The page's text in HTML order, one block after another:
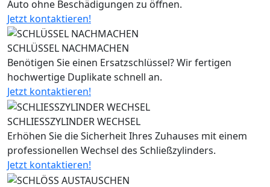
Auto ohne Beschädigungen zu öffnen.
Jetzt kontaktieren!
SCHLÜSSEL NACHMACHEN
Benötigen Sie einen Ersatzschlüssel? Wir fertigen
hochwertige Duplikate schnell an.
Jetzt kontaktieren!
SCHLIESSZYLINDER WECHSEL
Erhöhen Sie die Sicherheit Ihres Zuhauses mit einem
professionellen Wechsel des Schließzylinders.
Jetzt kontaktieren!